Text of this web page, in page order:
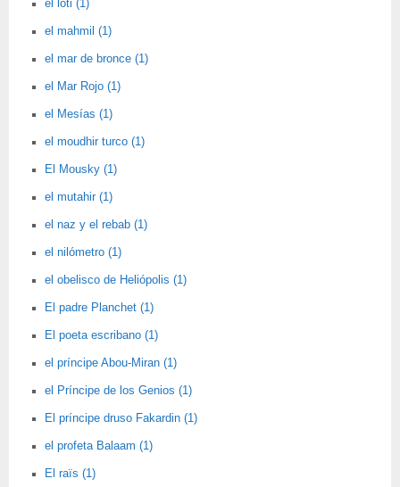
el loti (1)
el mahmil (1)
el mar de bronce (1)
el Mar Rojo (1)
el Mesías (1)
el moudhir turco (1)
El Mousky (1)
el mutahir (1)
el naz y el rebab (1)
el nilómetro (1)
el obelisco de Heliópolis (1)
El padre Planchet (1)
El poeta escribano (1)
el príncipe Abou-Miran (1)
el Príncipe de los Genios (1)
El príncipe druso Fakardin (1)
el profeta Balaam (1)
El raïs (1)